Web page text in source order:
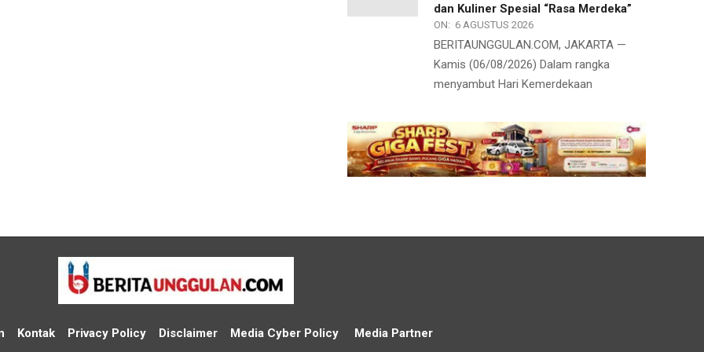
dan Kuliner Spesial “Rasa Merdeka”
ON: 6 AGUSTUS 2026
BERITAUNGGULAN.COM, JAKARTA —
Kamis (06/08/2026) Dalam rangka
menyambut Hari Kemerdekaan
Kontak Privacy Policy Disclaimer Media Cyber Policy Media Partner